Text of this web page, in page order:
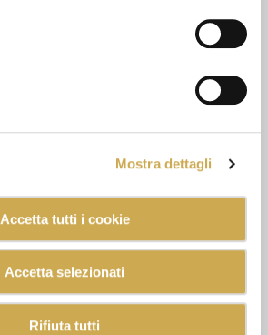
Mostra dettagli
Accetta tutti i cookie
Accetta selezionati
Rifiuta tutti